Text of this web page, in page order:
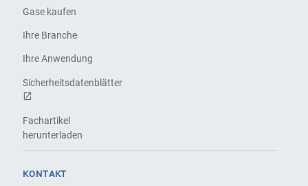
Gase kaufen
Ihre Branche
Ihre Anwendung
Sicherheitsdatenblätter
Fachartikel
herunterladen
KONTAKT